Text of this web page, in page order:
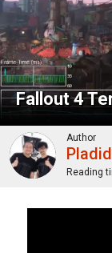
Fallout 4
Author
Reading